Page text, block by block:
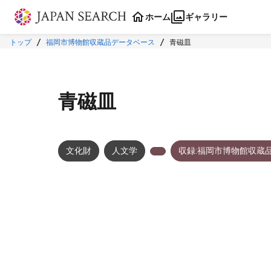
本文に飛ぶ
ホーム ギャラリー
トップ 福岡市博物館収蔵品データベース 青磁皿
青磁皿
文化財 人文学 収録:福岡市博物館収蔵